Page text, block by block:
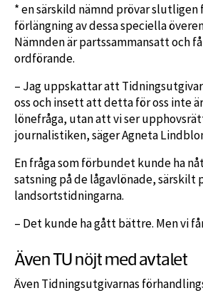
* en särskild nämnd prövar slutligen
förlängning av dessa speciella
Nämnden är partssammansatt och
ordförande.
– Jag uppskattar att
oss och insett att detta för oss inte
lönefråga, utan att vi ser
journalistiken, säger Agneta
En fråga som förbundet kunde ha
satsning på de lågavlönade, särskilt
landsortstidningarna.
– Det kunde ha gått bättre. Men vi
Även TU nöjt med avtalet
Även Tidningsutgivarnas